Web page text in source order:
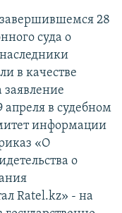
28
суда о
в качестве
апреля в судебном
информации
«О
о
Ratel.kz» - на